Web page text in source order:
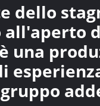
dello
una